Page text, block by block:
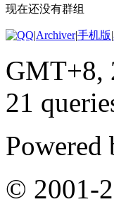
现在还没有群组
|Archiver|手机版|
GMT+8,
21
Powered
© 2001-